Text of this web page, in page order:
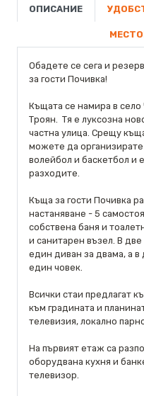
ОПИСАНИЕ
Обадете се сега и
за гости Почивка!
Къщата се намира в село
Троян. Тя е луксозна
частна улица. Срещу
можете да
волейбол и баскетбол и
разходите.
Къща за гости Почивка
настаняване - 5
собствена баня и
и санитарен възел. В
един диван за двама, а в
един човек.
Всички стаи предлагат
към градината и
телевизия, локално
На първият етаж са
оборудвана кухня и
телевизор.